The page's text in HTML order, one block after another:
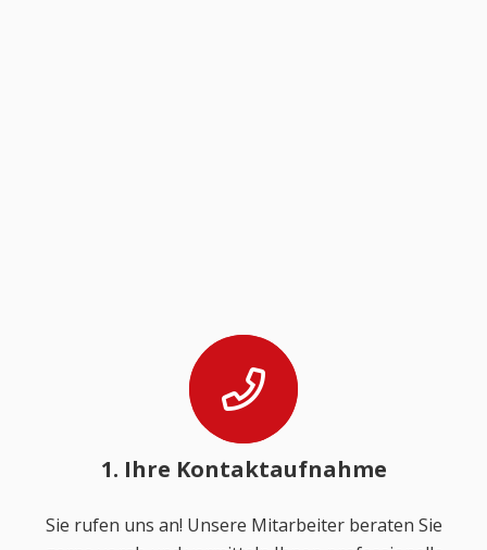
1. Ihre Kontaktaufnahme
Sie rufen uns an! Unsere Mitarbeiter beraten Sie